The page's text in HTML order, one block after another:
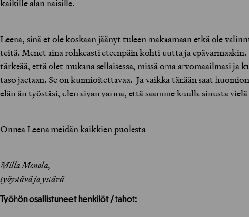
kaikille alan naisille.
Leena, sinä et ole koskaan jäänyt tuleen makaamaan etkä ole
teitä. Menet aina rohkeasti eteenpäin kohti uutta ja
tärkeää, että olet mukana sellaisessa, missä oma arvomaailmasi ja
taso jaetaan. Se on kunnioitettavaa. Ja vaikka tänään saat
elämän työstäsi, olen aivan varma, että saamme kuulla sinusta
Onnea Leena meidän kaikkien puolesta
Milla Monola,
työystävä ja ystävä
Työhön osallistuneet henkilöt / tahot: